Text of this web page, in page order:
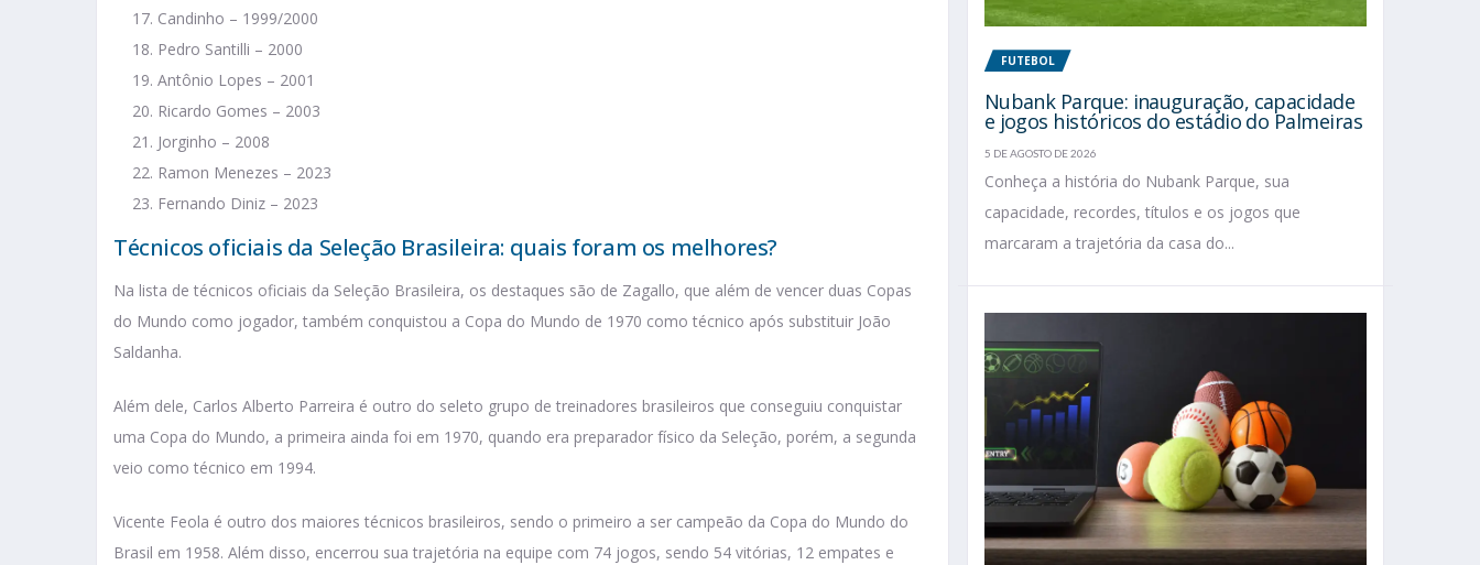
Candinho – 1999/2000
Pedro Santilli – 2000
Antônio Lopes – 2001
Ricardo Gomes – 2003
Jorginho – 2008
Ramon Menezes – 2023
Fernando Diniz – 2023
Técnicos oficiais da Seleção Brasileira: quais foram os melhores?
Na lista de técnicos oficiais da Seleção Brasileira, os destaques são de Zagallo, que além de vencer duas Copas
do Mundo como jogador, também conquistou a Copa do Mundo de 1970 como técnico após substituir João
Saldanha.
Além dele, Carlos Alberto Parreira é outro do seleto grupo de treinadores brasileiros que conseguiu conquistar
uma Copa do Mundo, a primeira ainda foi em 1970, quando era preparador físico da Seleção, porém, a segunda
veio como técnico em 1994.
Vicente Feola é outro dos maiores técnicos brasileiros, sendo o primeiro a ser campeão da Copa do Mundo do
Brasil em 1958. Além disso, encerrou sua trajetória na equipe com 74 jogos, sendo 54 vitórias, 12 empates e
FUTEBOL
Nubank Parque: inauguração, capacidade
e jogos históricos do estádio do Palmeiras
5 DE AGOSTO DE 2026
Conheça a história do Nubank Parque, sua
capacidade, recordes, títulos e os jogos que
marcaram a trajetória da casa do...